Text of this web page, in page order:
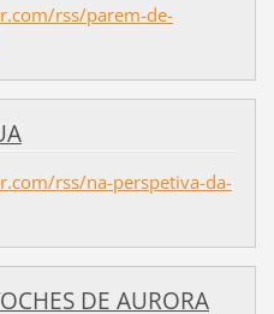
rss/parem-de-
rss/na-perspetiva-da-
DE AURORA